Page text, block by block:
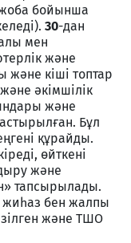
жоба бойынша
30-дан
мен
және
және кіші топтар
әкімшілік
және
Бұл
құрайды.
өйткені
және
тапсырылады.
жиһаз бен жалпы
және ТШО